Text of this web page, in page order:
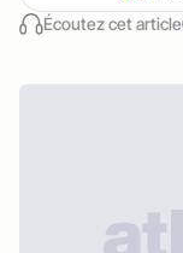
Écoutez cet article